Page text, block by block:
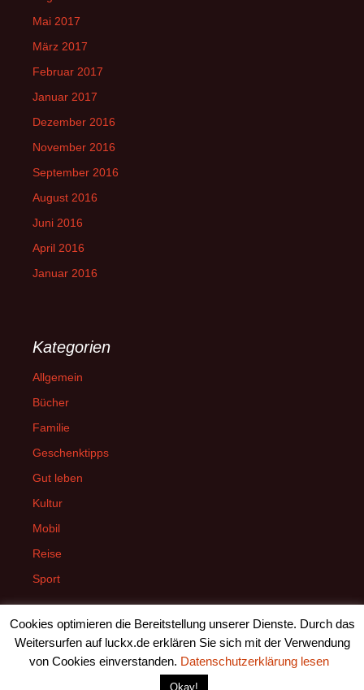
Mai 2017
März 2017
Februar 2017
Januar 2017
Dezember 2016
November 2016
September 2016
August 2016
Juni 2016
April 2016
Januar 2016
Kategorien
Allgemein
Bücher
Familie
Geschenktipps
Gut leben
Kultur
Mobil
Reise
Sport
Stolz präsentiert von WordPress
Cookies optimieren die Bereitstellung unserer Dienste. Durch das
Weitersurfen auf luckx.de erklären Sie sich mit der Verwendung
von Cookies einverstanden. Datenschutzerklärung lesen
Okay!